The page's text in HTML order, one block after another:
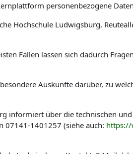
personenbezogene
Hochschule Ludwigsburg,
Fällen lassen sich dadurch
Auskünfte darüber, zu
informiert über die technischen
07141-1401257 (siehe auch: